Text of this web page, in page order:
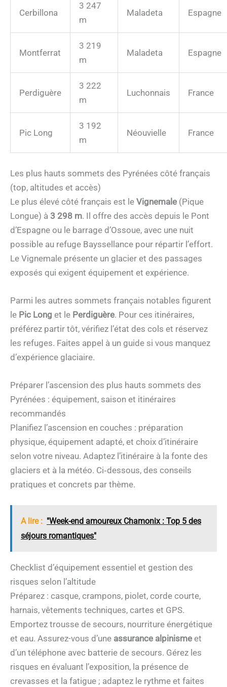
Cerbillona
3 247
m
Maladeta Espagne
Montferrat
3 219
m
Maladeta Espagne
Perdiguère
3 222
m
Luchonnais France
Pic Long
3 192
m
Néouvielle France
Les plus hauts sommets des Pyrénées côté français
(top, altitudes et accès)
Le plus élevé côté français est le Vignemale (Pique
Longue) à 3 298 m. Il offre des accès depuis le Pont
d’Espagne ou le barrage d’Ossoue, avec une nuit
possible au refuge Bayssellance pour répartir l’effort.
Le Vignemale présente un glacier et des passages
exposés qui exigent équipement et expérience.
Parmi les autres sommets français notables figurent
le Pic Long et le Perdiguère. Pour ces itinéraires,
préférez partir tôt, vérifiez l’état des cols et réservez
les refuges. Faites appel à un guide si vous manquez
d’expérience glaciaire.
Préparer l’ascension des plus hauts sommets des
Pyrénées : équipement, saison et itinéraires
recommandés
Planifiez l’ascension en couches : préparation
physique, équipement adapté, et choix d’itinéraire
selon votre niveau. Adaptez l’itinéraire à la fonte des
glaciers et à la météo. Ci‑dessous, des conseils
pratiques et concrets par thème.
A lire : "Week-end amoureux Chamonix : Top 5 des
séjours romantiques"
Checklist d’équipement essentiel et gestion des
risques selon l’altitude
Préparez : casque, crampons, piolet, corde courte,
harnais, vêtements techniques, cartes et GPS.
Emportez trousse de secours, nourriture énergétique
et eau. Assurez-vous d’une assurance alpinisme et
d’un téléphone avec batterie de secours. Gérez les
risques en évaluant l’exposition, la présence de
crevasses et la fatigue ; adaptez le rythme et faites